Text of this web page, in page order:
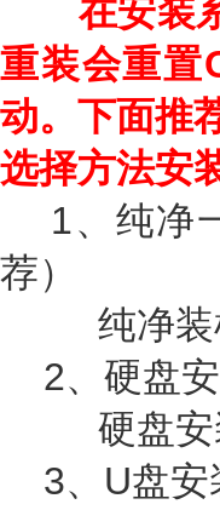
在安装
重装会重置
动。下面推
选择方法安
1、纯净
荐）
纯净装机
2、硬盘安
硬盘安装
3、U盘安